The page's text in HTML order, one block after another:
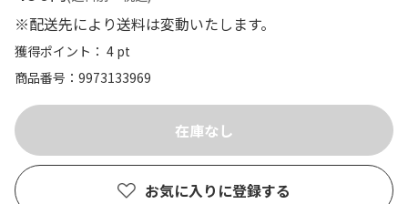
※配送先により送料は変動いたします。
獲得ポイント： 4 pt
商品番号
9973133969
お気に入りに登録する